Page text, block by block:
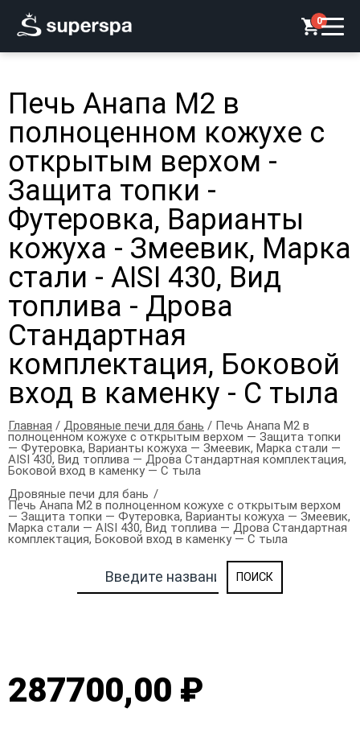
0
Печь Анапа М2 в
полноценном кожухе с
открытым верхом -
Защита топки -
Футеровка, Варианты
кожуха - Змеевик, Марка
стали - AISI 430, Вид
топлива - Дрова
Стандартная
комплектация, Боковой
вход в каменку - С тыла
Главная / Дровяные печи для бань / Печь Анапа М2 в
полноценном кожухе с открытым верхом — Защита топки
— Футеровка, Варианты кожуха — Змеевик, Марка стали —
AISI 430, Вид топлива — Дрова Стандартная комплектация,
Боковой вход в каменку — С тыла
Дровяные печи для бань
Печь Анапа М2 в полноценном кожухе с открытым верхом
— Защита топки — Футеровка, Варианты кожуха — Змеевик,
Марка стали — AISI 430, Вид топлива — Дрова Стандартная
комплектация, Боковой вход в каменку — С тыла
287700,00 ₽